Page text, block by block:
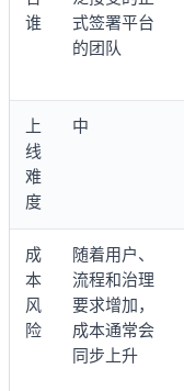
谁
式签署平台
的团队
上
线
难
度
中
成
本
风
险
随着用户、
流程和治理
要求增加，
成本通常会
同步上升